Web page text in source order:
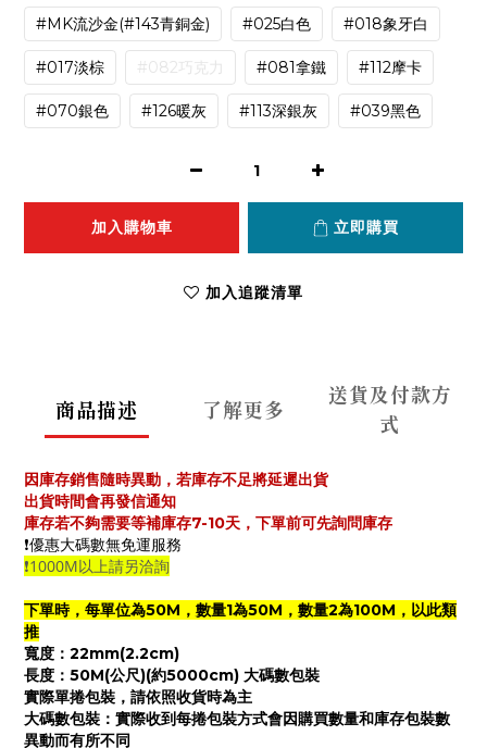
#MK流沙金(#143青銅金) #025白色 #018象牙白
#017淡棕 #082巧克力 #081拿鐵 #112摩卡
#070銀色 #126暖灰 #113深銀灰 #039黑色
加入購物車 立即購買
加入追蹤清單
商品描述 了解更多
送貨及付款方
式
因庫存銷售隨時異動，若庫存不足將延遲出貨
出貨時間會再發信通知
庫存若不夠需要等補庫存7-10天，下單前可先詢問庫存
❗️優惠大碼數無免運服務
❗️1000M以上請另洽詢
下單時，每單位為50M，數量1為50M， 數量2為100M，以此類
推
寬度：22mm(2.2cm)
長度：50M(公尺)(約5000cm) 大碼數包裝
實際單捲包裝，請依照收貨時為主
大碼數包裝：實際收到每捲包裝方式會因購買數量和庫存包裝數
異動而有所不同